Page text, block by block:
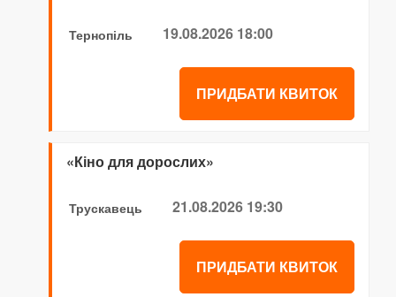
Тернопіль 19.08.2026 18:00
ПРИДБАТИ КВИТОК
«Кіно для дорослих»
Трускавець 21.08.2026 19:30
ПРИДБАТИ КВИТОК